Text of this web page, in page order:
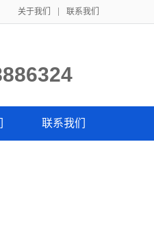
关于我们 联系我们
联系我们